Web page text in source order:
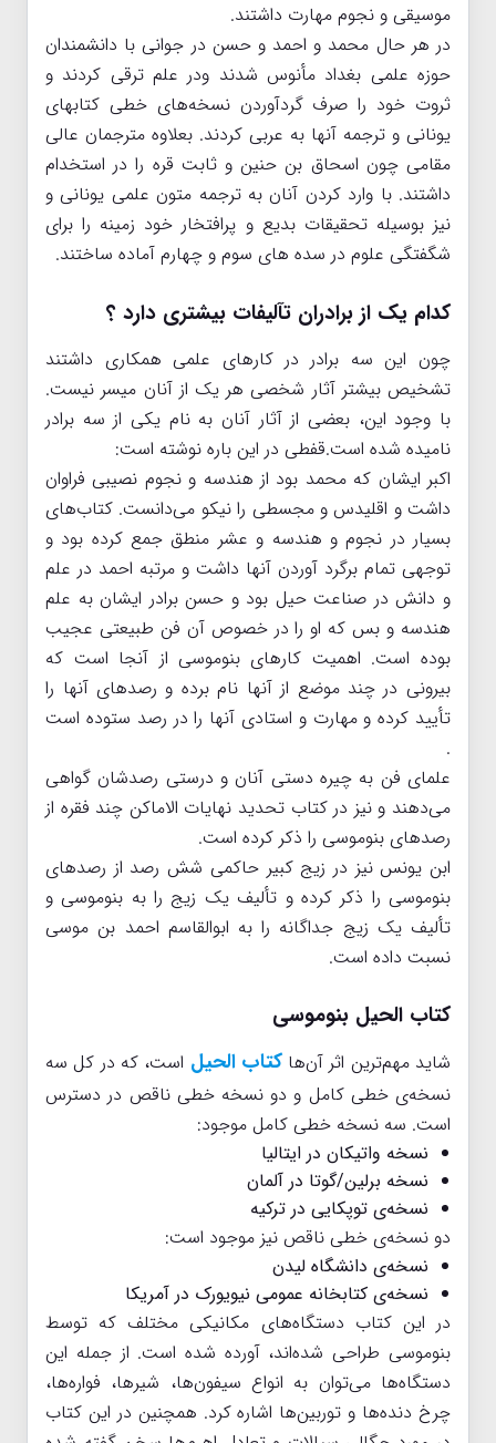
موسیقی و نجوم مهارت داشتند.
در هر حال محمد و احمد و حسن در جوانی با دانشمندان
حوزه علمی بغداد مأنوس شدند ودر علم ترقی کردند و
ثروت خود را صرف گردآوردن نسخه‌های خطی کتابهای
یونانی و ترجمه آنها به عربی کردند. بعلاوه مترجمان عالی
مقامی چون اسحاق بن حنین و ثابت قره را در استخدام
داشتند. با وارد کردن آنان به ترجمه متون علمی یونانی و
نیز بوسیله تحقیقات بدیع و پرافتخار خود زمینه را برای
شگفتگی علوم در سده های سوم و چهارم آماده ساختند.
کدام یک از برادران تآلیفات بیشتری دارد ؟
چون این سه برادر در کارهای علمی همکاری داشتند
تشخیص بیشتر آثار شخصی هر یک از آنان میسر نیست.
با وجود این، بعضی از آثار آنان به نام یکی از سه برادر
نامیده شده است.قفطی در این باره نوشته است:
اکبر ایشان که محمد بود از هندسه و نجوم نصیبی فراوان
داشت و اقلیدس و مجسطی را نیکو می‌دانست. کتاب‌های
بسیار در نجوم و هندسه و عشر منطق جمع کرده بود و
توجهی تمام برگرد آوردن آنها داشت و مرتبه احمد در علم
و دانش در صناعت حیل بود و حسن برادر ایشان به علم
هندسه و بس که او را در خصوص آن فن طبیعتی عجیب
بوده است. اهمیت کارهای بنوموسی از آنجا است که
بیرونی در چند موضع از آنها نام برده و رصدهای آنها را
تأیید کرده و مهارت و استادی آنها را در رصد ستوده است
.
علمای فن به چیره دستی آنان و درستی رصدشان گواهی
می‌دهند و نیز در کتاب تحدید نهایات الاماکن چند فقره از
رصدهای بنوموسی را ذکر کرده است.
ابن یونس نیز در زیج کبیر حاکمی شش رصد از رصدهای
بنوموسی را ذکر کرده و تألیف یک زیج را به بنوموسی و
تألیف یک زیج جداگانه را به ابوالقاسم احمد بن موسی
نسبت داده است.
کتاب الحیل بنوموسی
شاید مهم‌ترین اثر آن‌هاکتاب الحیل است، که در کل سه
نسخه‌ی خطی کامل و دو نسخه خطی ناقص در دسترس
است. سه نسخه خطی کامل موجود:
نسخه واتیکان در ایتالیا
نسخه برلین/گوتا در آلمان
نسخه‌ی توپکایی در ترکیه
دو نسخه‌ی خطی ناقص نیز موجود است:
نسخه‌ی دانشگاه لیدن
نسخه‌ی کتابخانه عمومی نیویورک در آمریکا
در این کتاب دستگاه‌های مکانیکی مختلف که توسط
بنوموسی طراحی شده‌اند، آورده شده است. از جمله این
دستگاه‌ها می‌توان به انواع سیفون‌ها، شیرها، فواره‌ها،
چرخ دنده‌ها و توربین‌ها اشاره کرد. همچنین در این کتاب